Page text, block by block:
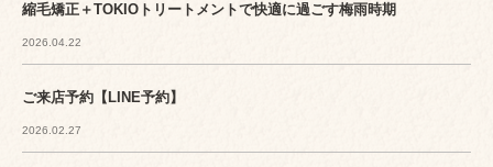
縮毛矯正＋TOKIOトリートメントで快適に過ごす梅雨時期
2026.04.22
ご来店予約【LINE予約】
2026.02.27